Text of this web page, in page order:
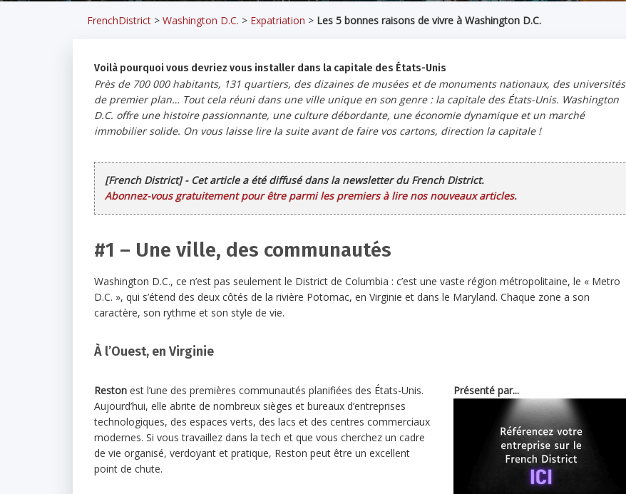
FrenchDistrict > Washington D.C. > Expatriation > Les 5 bonnes raisons de vivre à Washington D.C.
Voilà pourquoi vous devriez vous installer dans la capitale des États-Unis
Près de 700 000 habitants, 131 quartiers, des dizaines de musées et de monuments nationaux, des universités
de premier plan… Tout cela réuni dans une ville unique en son genre : la capitale des États-Unis. Washington
D.C. offre une histoire passionnante, une culture débordante, une économie dynamique et un marché
immobilier solide. On vous laisse lire la suite avant de faire vos cartons, direction la capitale !
[French District] - Cet article a été diffusé dans la newsletter du French District.
Abonnez-vous gratuitement pour être parmi les premiers à lire nos nouveaux articles.
#1 – Une ville, des communautés
Washington D.C., ce n’est pas seulement le District de Columbia : c’est une vaste région métropolitaine, le « Metro
D.C. », qui s’étend des deux côtés de la rivière Potomac, en Virginie et dans le Maryland. Chaque zone a son
caractère, son rythme et son style de vie.
À l’Ouest, en Virginie
Présenté par...
Reston est l’une des premières communautés planifiées des États-Unis.
Aujourd’hui, elle abrite de nombreux sièges et bureaux d’entreprises
technologiques, des espaces verts, des lacs et des centres commerciaux
modernes. Si vous travaillez dans la tech et que vous cherchez un cadre
de vie organisé, verdoyant et pratique, Reston peut être un excellent
point de chute.